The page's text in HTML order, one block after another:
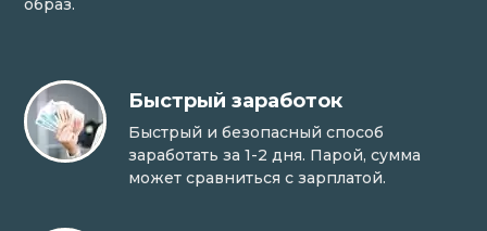
образ.
Быстрый заработок
Быстрый и безопасный способ
заработать за 1-2 дня. Парой, сумма
может сравниться с зарплатой.